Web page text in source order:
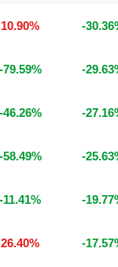
10.90% -
-79.59% -
-46.26% -
-58.49% -
-11.41% -
26.40% -